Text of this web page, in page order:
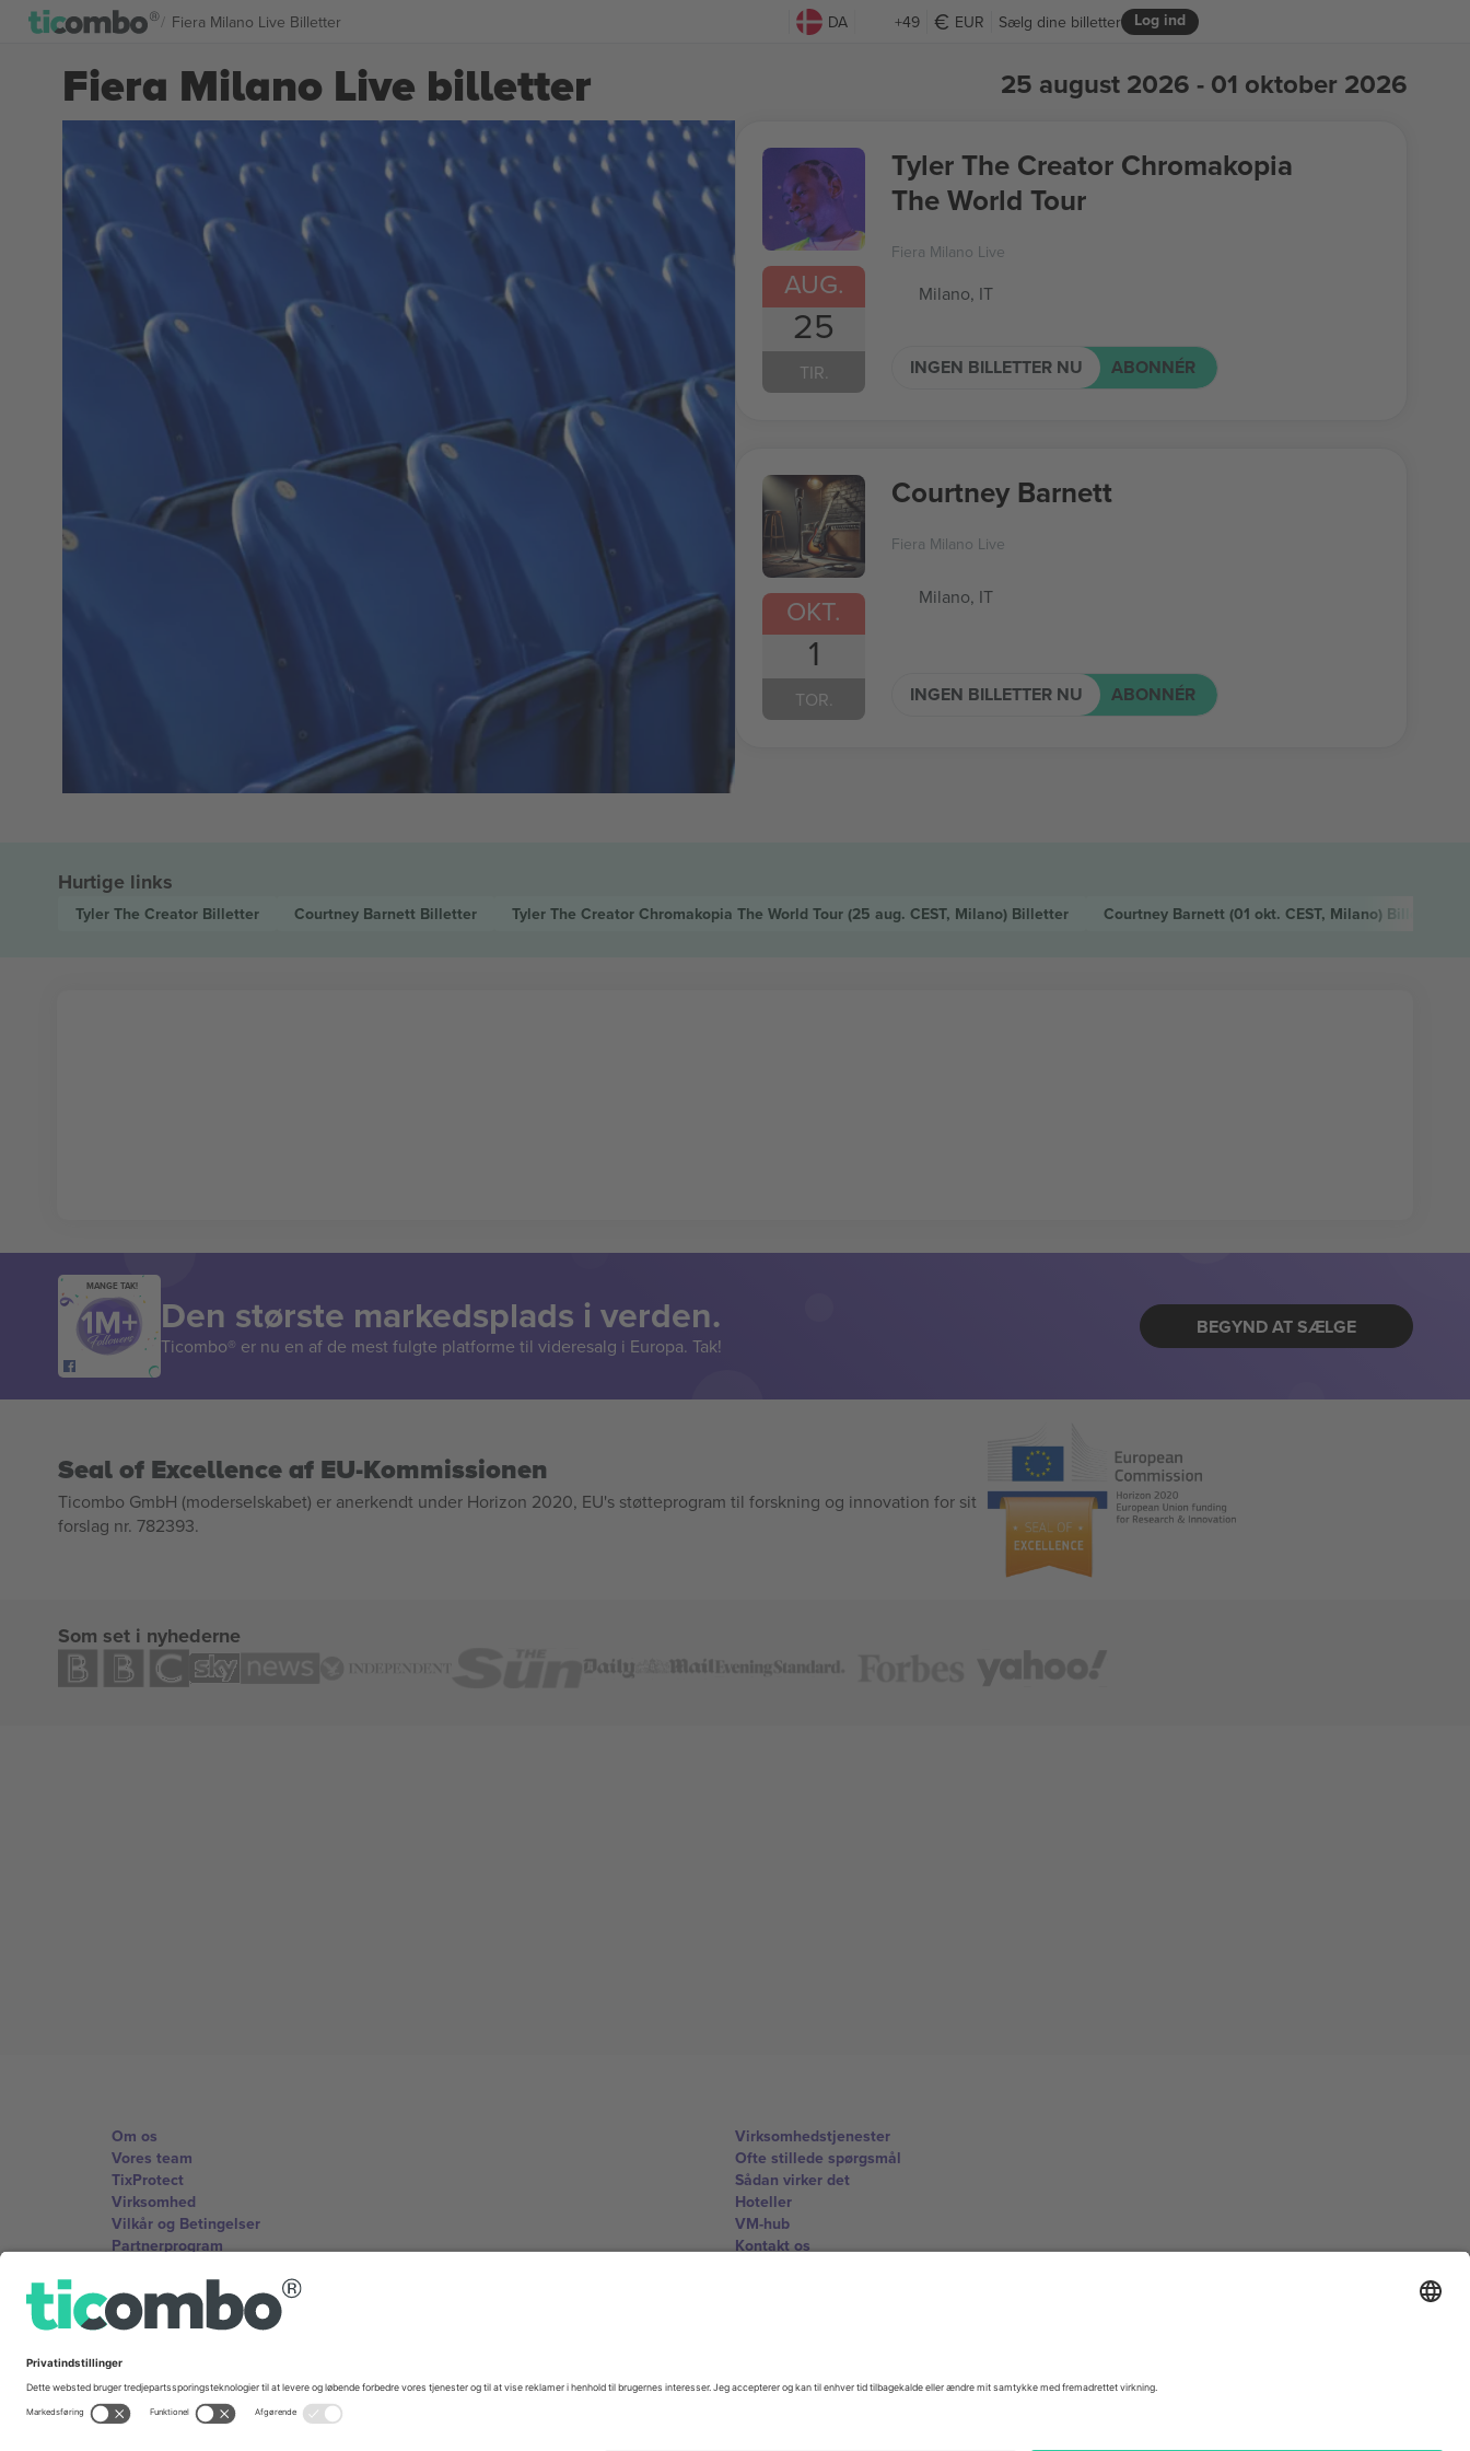
Fiera Milano Live Billetter DA +49 EUR Log ind
Sælg dine billetter
Fiera Milano Live billetter 25 august 2026 - 01 oktober 2026
AUG.
25
TIR.
Tyler The Creator Chromakopia
The World Tour
Fiera Milano Live
Milano, IT
INGEN BILLETTER NU ABONNÉR
OKT.
1
TOR.
Courtney Barnett
Fiera Milano Live
Milano, IT
INGEN BILLETTER NU ABONNÉR
Hurtige links
Tyler The Creator Billetter Courtney Barnett Billetter Tyler The Creator Chromakopia The World Tour (25 aug. CEST, Milano) Billetter Courtney Barnett (01 okt. CEST, Milano) Billetter
MANGE TAK!
Den største markedsplads i verden.
Ticombo® er nu en af de mest fulgte platforme til videresalg i Europa. Tak!
BEGYND AT SÆLGE
Seal of Excellence af EU-Kommissionen
Ticombo GmbH (moderselskabet) er anerkendt under Horizon 2020, EU's støtteprogram til forskning og innovation for sit
forslag nr. 782393.
Som set i nyhederne
Om os
Vores team
TixProtect
Virksomhed
Vilkår og Betingelser
Partnerprogram
Virksomhedstjenester
Ofte stillede spørgsmål
Sådan virker det
Hoteller
VM-hub
Kontakt os
Kontorer og support